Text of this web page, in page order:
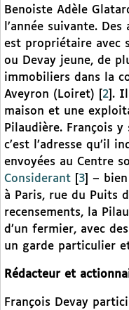
Benoiste Adèle
l’année suivante.
est propriétaire avec
ou Devay jeune, de
immobiliers dans la
Aveyron (Loiret)
2 .
maison et une
Pilaudière. François
c’est l’adresse qu’il
envoyées au Centre
Considerant
3
–
à Paris, rue du Puits
recensements, la
d’un fermier, avec
un garde particulier
Rédacteur et
François Devay